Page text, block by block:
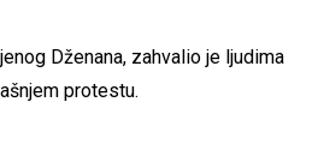
Dženana, zahvalio je ljudima
protestu.